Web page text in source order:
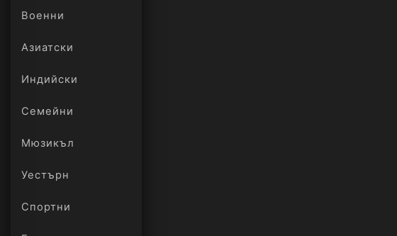
Военни
Азиатски
Индийски
Семейни
Мюзикъл
Уестърн
Спортни